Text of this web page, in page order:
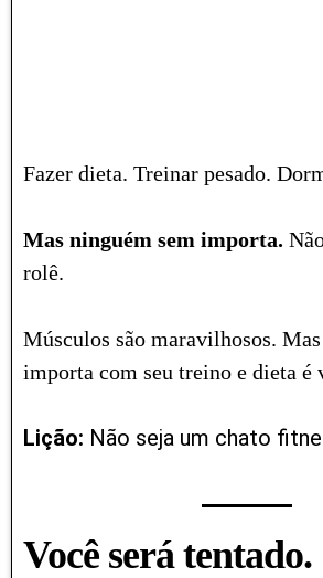
Fazer dieta. Treinar pesado.
Mas ninguém sem importa.
rolê.
Músculos são maravilhosos.
importa com seu treino e dieta é
Lição: Não seja um chato
Você será tentado.